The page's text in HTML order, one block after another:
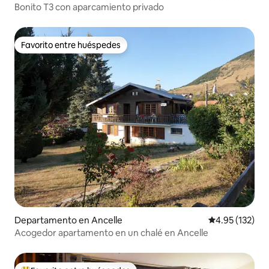
Bonito T3 con aparcamiento privado
Favorito entre huéspedes
Favorito entre huéspedes
Departamento en Ancelle Calificación
4.95 (132)
Acogedor apartamento en un chalé en Ancelle